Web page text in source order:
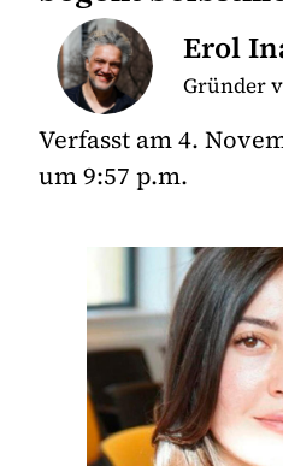
Erol
Gründer
Verfasst am4.
um9:57 p.m.